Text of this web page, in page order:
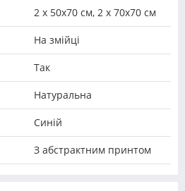
2 х 50х70 см, 2 х 70х70 см
На змійці
Так
Натуральна
Синій
З абстрактним принтом